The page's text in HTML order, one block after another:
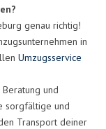
genau richtig!
in
Umzugsservice
und
sorgfältige und
Transport deiner